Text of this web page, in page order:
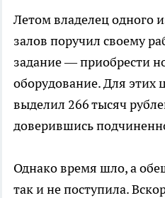
Летом владелец одного
залов поручил своему
задание — приобрести
оборудование. Для этих
выделил 266 тысяч
доверившись
Однако время шло, а
так и не поступила.